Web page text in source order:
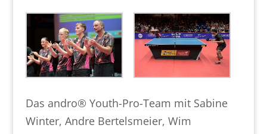
Das andro® Youth-Pro-Team mit Sabine
Winter, Andre Bertelsmeier, Wim